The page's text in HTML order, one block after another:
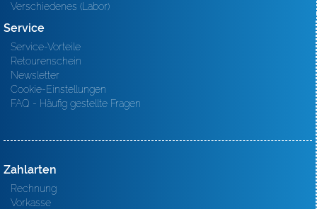
Verschiedenes (Labor)
Service
Service-Vorteile
Retourenschein
Newsletter
Cookie-Einstellungen
FAQ - Häufig gestellte Fragen
Zahlarten
Rechnung
Vorkasse